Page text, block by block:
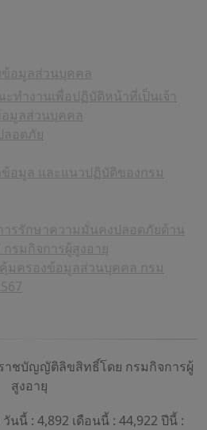
ข้อมูลส่วนบุคคล
ทำงานเพื่อปฏิบัติหน้าที่เป็นเจ้า
มูลส่วนบุคคล
ลอดภัย
อมูล และแนวปฏิบัติของกรม
รรักษาความมั่นคงปลอดภัยด้าน
กรมกิจการผู้สูงอายุ
มครองข้อมูลส่วนบุคคล กรม
ชบัญญัติลิขสิทธิ์โดย กรมกิจการผู้
สูงอายุ
นนี้ : 4,892 เดือนนี้ : 44,922 ปีนี้ :